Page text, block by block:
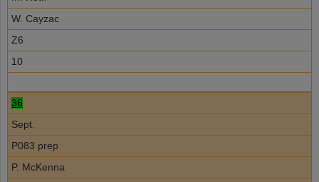
W. Cayzac
Z6
10
36
Sept.
P083 prep
P. McKenna